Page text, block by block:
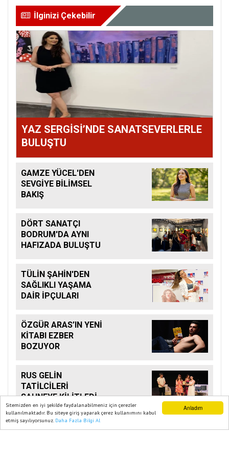
Anladım
Sitemizden en iyi şekilde faydalanabilmeniz için çerezler
kullanılmaktadır. Bu siteye giriş yaparak çerez kullanımını kabul
etmiş sayılıyorsunuz. Daha Fazla Bilgi Al
İlginizi Çekebilir
YAZ SERGİSİ’NDE SANATSEVERLERLE
BULUŞTU
GAMZE YÜCEL'DEN
SEVGİYE BİLİMSEL
BAKIŞ
DÖRT SANATÇI
BODRUM'DA AYNI
HAFIZADA BULUŞTU
TÜLİN ŞAHİN'DEN
SAĞLIKLI YAŞAMA
DAİR İPÇULARI
ÖZGÜR ARAS’IN YENİ
KİTABI EZBER
BOZUYOR
RUS GELİN
TATİLCİLERİ
SAHNEYE KİLİTLEDİ
Ana Sayfa Web TV